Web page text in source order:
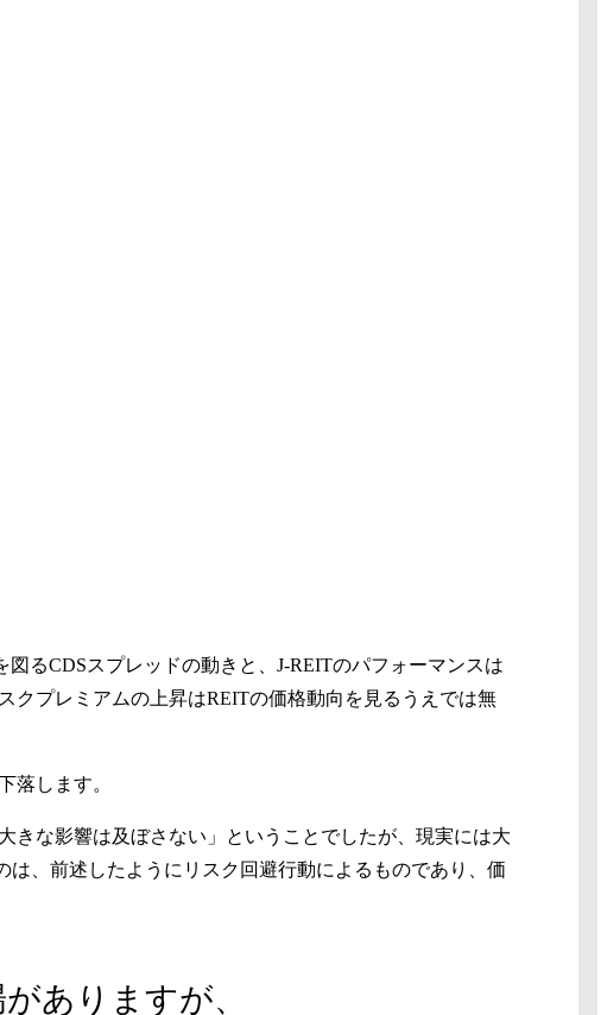
るCDSスプレッドの動きと、J-REITのパフォーマンスは
クプレミアムの上昇はREITの価格動向を見るうえでは無
落します。
きな影響は及ぼさない」ということでしたが、現実には大
、前述したようにリスク回避行動によるものであり、価
ありますが、